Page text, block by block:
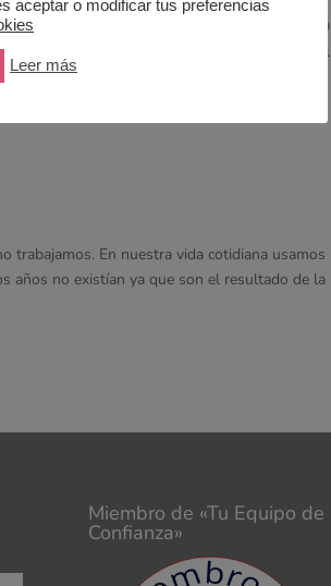
que organizamos con Cámara Certifica y LDBD
Comercio Madrid y tuvo aforo completo. En él
trabajamos. En nuestra vida cotidiana usamos
años no existían ya que son el resultado de la
Miembro de «Tu Equipo de
Confianza»
aceptar o modificar tus preferencias
Leer más